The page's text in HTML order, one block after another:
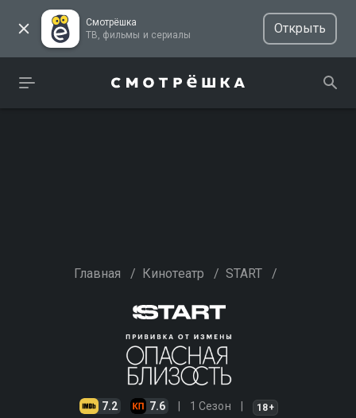
Смотрёшка
ТВ, фильмы и сериалы
Открыть
Главная / Кинотеатр / START /
7.2 7.6 1 Сезон 18+